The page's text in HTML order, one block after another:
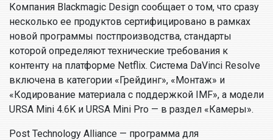
Компания Blackmagic Design сообщает о том, что сразу
несколько ее продуктов сертифицировано в рамках
новой программы постпроизводства, стандарты
которой определяют технические требования к
контенту на платформе Netflix. Система DaVinci Resolve
включена в категории «Грейдинг», «Монтаж» и
«Кодирование материала с поддержкой IMF», а модели
URSA Mini 4.6K и URSA Mini Pro — в раздел «Камеры».
Post Technology Alliance — программа для